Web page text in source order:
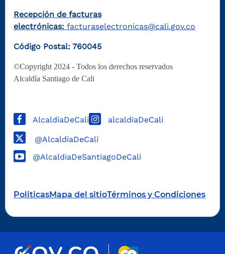
Recepción de facturas
electrónicas: facturaselectronicas@cali.gov.co
Código Postal: 760045
©Copyright 2024 - Todos los derechos reservados
Alcaldía Santiago de Cali
AlcaldiaDeCali alcaldiaDeCali
@AlcaldiaDeCali
@AlcaldiaDeSantiagoDeCali
PoliticasMapa del sitioTérminos y Condiciones